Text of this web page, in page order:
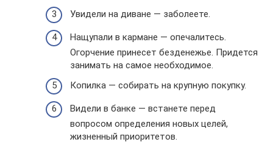
Увидели на диване — заболеете.
Нащупали в кармане — опечалитесь.
Огорчение принесет безденежье. Придется
занимать на самое необходимое.
Копилка — собирать на крупную покупку.
Видели в банке — встанете перед
вопросом определения новых целей,
жизненный приоритетов.